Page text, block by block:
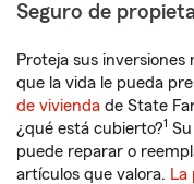
Seguro de
Proteja sus
que la vida le pueda
de vivienda de State
¿qué está cubierto?1
puede reparar o
artículos que valora. La